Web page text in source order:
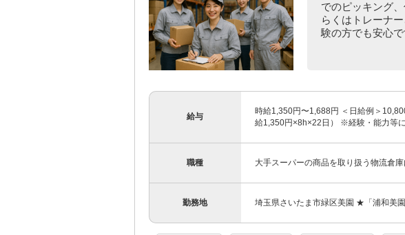
でのピッキング
らくはトレーナ
験の方でも安心
給与
時給1,350円〜1,688円 ＜日給例＞
給1,350円×8h×22日） ※経験・能力等
職種 大手スーパーの商品を取り扱う物流倉
勤務地 埼玉県さいたま市緑区美園 ★「浦和美